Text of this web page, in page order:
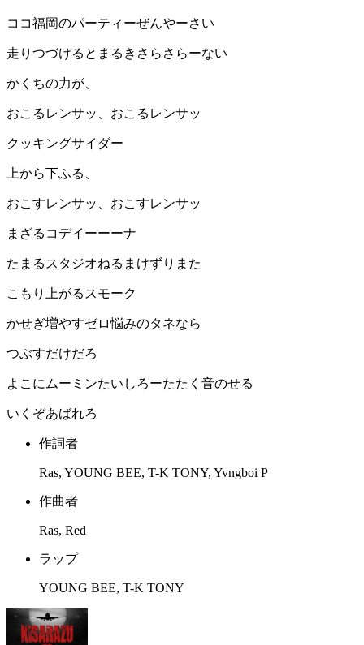
ココ福岡のパーティーぜんやーさい
走りつづけるとまるきさらさらーない
かくちの力が、
おこるレンサッ、おこるレンサッ
クッキングサイダー
上から下ふる、
おこすレンサッ、おこすレンサッ
まざるコデイーーーナ
たまるスタジオねるまけずりまた
こもり上がるスモーク
かせぎ増やすゼロ悩みのタネなら
つぶすだけだろ
よこにムーミンたいしろーたたく音のせる
いくぞあばれろ
作詞者
Ras, YOUNG BEE, T-K TONY, Yvngboi P
作曲者
Ras, Red
ラップ
YOUNG BEE, T-K TONY